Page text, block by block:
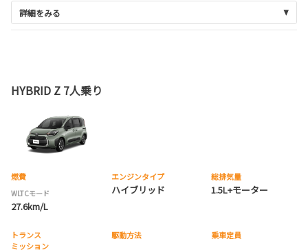
詳細をみる
HYBRID Z 7人乗り
燃費
WLTCモード
27.6km/L
エンジンタイプ
ハイブリッド
総排気量
1.5L+モーター
トランス
ミッション
駆動方法 乗車定員